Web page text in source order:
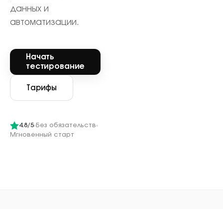
данных и
автоматизации.
Начать
тестирование
Тарифы
4.8/5 Без обязательств
Мгновенный старт